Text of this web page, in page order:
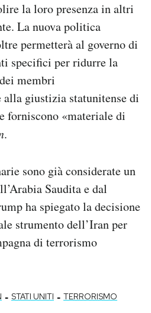
la loro presenza in altri
La nuova politica
permetterà al governo di
specifici per ridurre la
membri
alla giustizia statunitense di
forniscono «materiale di
.
sono già considerate un
Saudita e dal
ha spiegato la decisione
strumento dell’Iran per
di terrorismo
- STATI UNITI - TERRORISMO